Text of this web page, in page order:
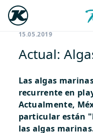
15.05.2019
Actual:
Las algas
recurrente en
Actualmente,
particular están
las algas